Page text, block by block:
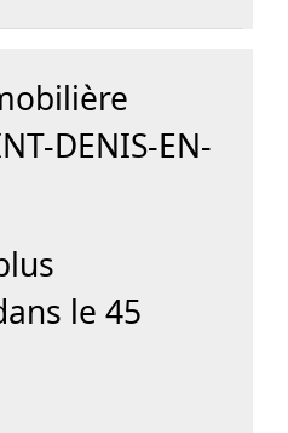
DENIS-EN-
le 45